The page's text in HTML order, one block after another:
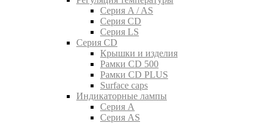
Серия A / AS
Серия CD
Серия LS
Серия CD
Крышки и изделия
Рамки CD 500
Рамки CD PLUS
Surface caps
Индикаторные лампы
Серия A
Серия AS